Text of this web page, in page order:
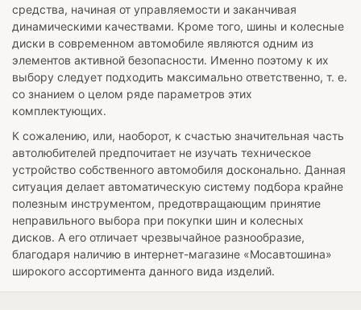
средства, начиная от управляемости и заканчивая
динамическими качествами. Кроме того, шины и колесные
диски в современном автомобиле являются одним из
элементов активной безопасности. Именно поэтому к их
выбору следует подходить максимально ответственно, т. е.
со знанием о целом ряде параметров этих
комплектующих.
К сожалению, или, наоборот, к счастью значительная часть
автолюбителей предпочитает не изучать техническое
устройство собственного автомобиля досконально. Данная
ситуация делает автоматическую систему подбора крайне
полезным инструментом, предотвращающим принятие
неправильного выбора при покупки шин и колесных
дисков. А его отличает чрезвычайное разнообразие,
благодаря наличию в интернет-магазине «Мосавтошина»
широкого ассортимента данного вида изделий.